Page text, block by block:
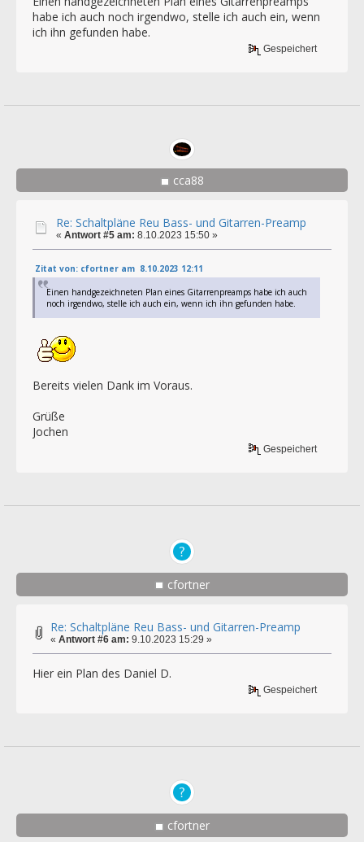
habe ich auch noch irgendwo, stelle ich auch ein, wenn
ich ihn gefunden habe.
Gespeichert
cca88
Re: Schaltpläne Reu Bass- und Gitarren-Preamp
« Antwort #5 am: 8.10.2023 15:50 »
Zitat von: cfortner am 8.10.2023 12:11
Einen handgezeichneten Plan eines Gitarrenpreamps habe ich auch
noch irgendwo, stelle ich auch ein, wenn ich ihn gefunden habe.
Bereits vielen Dank im Voraus.
Grüße
Jochen
Gespeichert
cfortner
Re: Schaltpläne Reu Bass- und Gitarren-Preamp
« Antwort #6 am: 9.10.2023 15:29 »
Hier ein Plan des Daniel D.
Gespeichert
cfortner